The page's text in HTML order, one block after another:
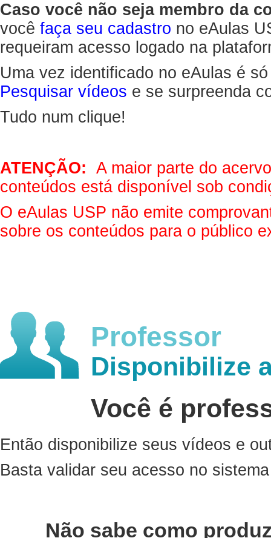
Caso você não seja membro da
você faça seu cadastro no eAulas
requeiram acesso logado na
Uma vez identificado no eAulas é
Pesquisar vídeos e se surpreenda
Tudo num clique!
ATENÇÃO: A maior parte do
conteúdos está disponível sob
O eAulas USP não emite
sobre os conteúdos para o público
Professor
Disponibilize
Você é
Então disponibilize seus vídeos e
Basta validar seu acesso no
Não sabe como